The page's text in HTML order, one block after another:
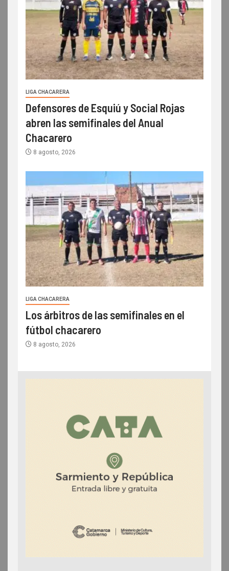
LIGA CHACARERA
Defensores de Esquiú y Social Rojas
abren las semifinales del Anual
Chacarero
8 agosto, 2026
LIGA CHACARERA
Los árbitros de las semifinales en el
fútbol chacarero
8 agosto, 2026